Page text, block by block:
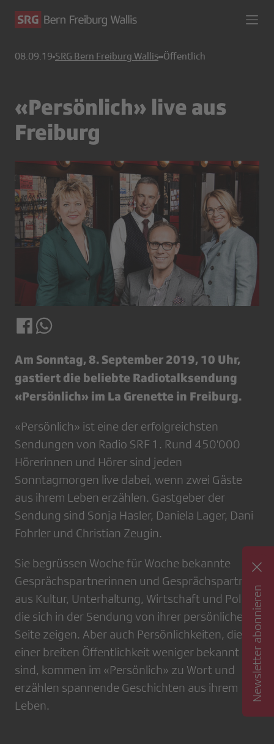
08.09.19 SRG Bern Freiburg Wallis Öffentlich
«Persönlich» live aus
Freiburg
Am Sonntag, 8. September 2019, 10 Uhr,
gastiert die beliebte Radiotalksendung
«Persönlich» im La Grenette in Freiburg.
«Persönlich» ist eine der erfolgreichsten
Sendungen von Radio SRF 1. Rund 450'000
Hörerinnen und Hörer sind jeden
Sonntagmorgen live dabei, wenn zwei Gäste
aus ihrem Leben erzählen. Gastgeber der
Sendung sind Sonja Hasler, Daniela Lager, Dani
Fohrler und Christian Zeugin.
Sie begrüssen Woche für Woche bekannte
Gesprächspartnerinnen und Gesprächspartner
aus Kultur, Unterhaltung, Wirtschaft und Politik,
die sich in der Sendung von ihrer persönlichen
Seite zeigen. Aber auch Persönlichkeiten, die
einer breiten Öffentlichkeit weniger bekannt
sind, kommen im «Persönlich» zu Wort und
erzählen spannende Geschichten aus ihrem
Leben.
Newsletter abonnieren